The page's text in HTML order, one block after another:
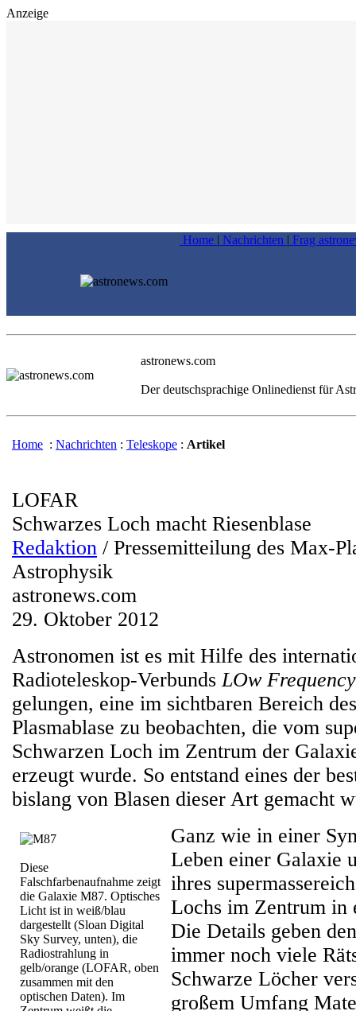
Anzeige
Home | Nachrichten | Frag
astronews.com
Der deutschsprachige Onlinedienst für
Home : Nachrichten : Teleskope : Artikel
LOFAR
Schwarzes Loch macht Riesenblase
Redaktion / Pressemitteilung des Max-
Astrophysik
astronews.com
29. Oktober 2012
Astronomen ist es mit Hilfe des
Radioteleskop-VerbundsLOw
gelungen, eine im sichtbaren Bereich
Plasmablase zu beobachten, die vom
Schwarzen Loch im Zentrum der
erzeugt wurde. So entstand eines der
bislang von Blasen dieser Art gemacht
Diese
Falschfarbenaufnahme zeigt
die Galaxie M87. Optisches
Licht ist in weiß/blau
dargestellt (Sloan Digital
Sky Survey, unten), die
Radiostrahlung in
gelb/orange (LOFAR, oben
zusammen mit den
optischen Daten). Im
Ganz wie in einer
Leben einer Galaxie
ihres
Lochs im Zentrum in
Die Details geben
immer noch viele
Schwarze Löcher
großem Umfang